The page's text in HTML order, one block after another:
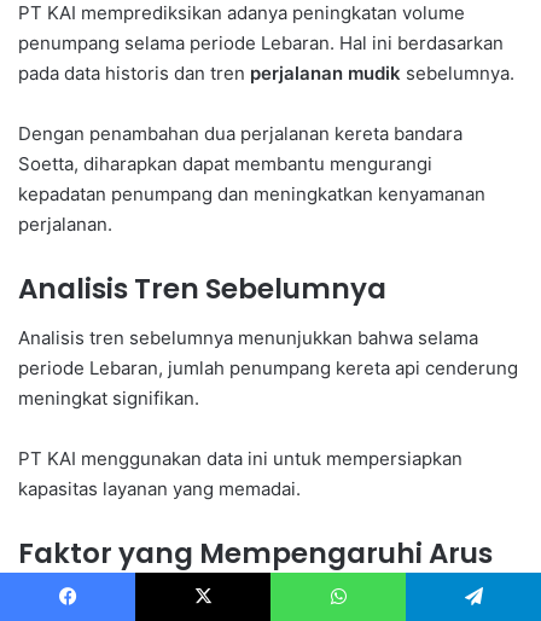
PT KAI memprediksikan adanya peningkatan volume
penumpang selama periode Lebaran. Hal ini berdasarkan
pada data historis dan tren perjalanan mudik sebelumnya.
Dengan penambahan dua perjalanan kereta bandara
Soetta, diharapkan dapat membantu mengurangi
kepadatan penumpang dan meningkatkan kenyamanan
perjalanan.
Analisis Tren Sebelumnya
Analisis tren sebelumnya menunjukkan bahwa selama
periode Lebaran, jumlah penumpang kereta api cenderung
meningkat signifikan.
PT KAI menggunakan data ini untuk mempersiapkan
kapasitas layanan yang memadai.
Faktor yang Mempengaruhi Arus
Penumpang